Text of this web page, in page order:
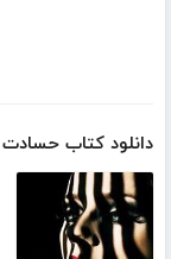
دانلود کتاب حسادت